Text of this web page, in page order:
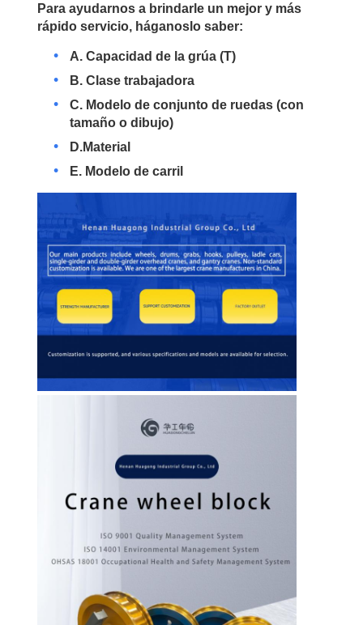
Para ayudarnos a brindarle un mejor y más
rápido servicio, háganoslo saber:
A. Capacidad de la grúa (T)
B. Clase trabajadora
C. Modelo de conjunto de ruedas (con
tamaño o dibujo)
D.Material
E. Modelo de carril